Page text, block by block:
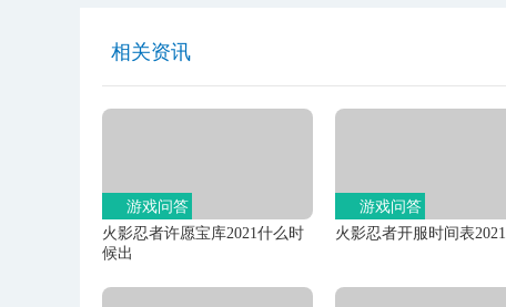
相关资讯
火影忍者许愿宝库2021什么时
候出
游戏问答
火影忍者开服时间表2021
游戏问答